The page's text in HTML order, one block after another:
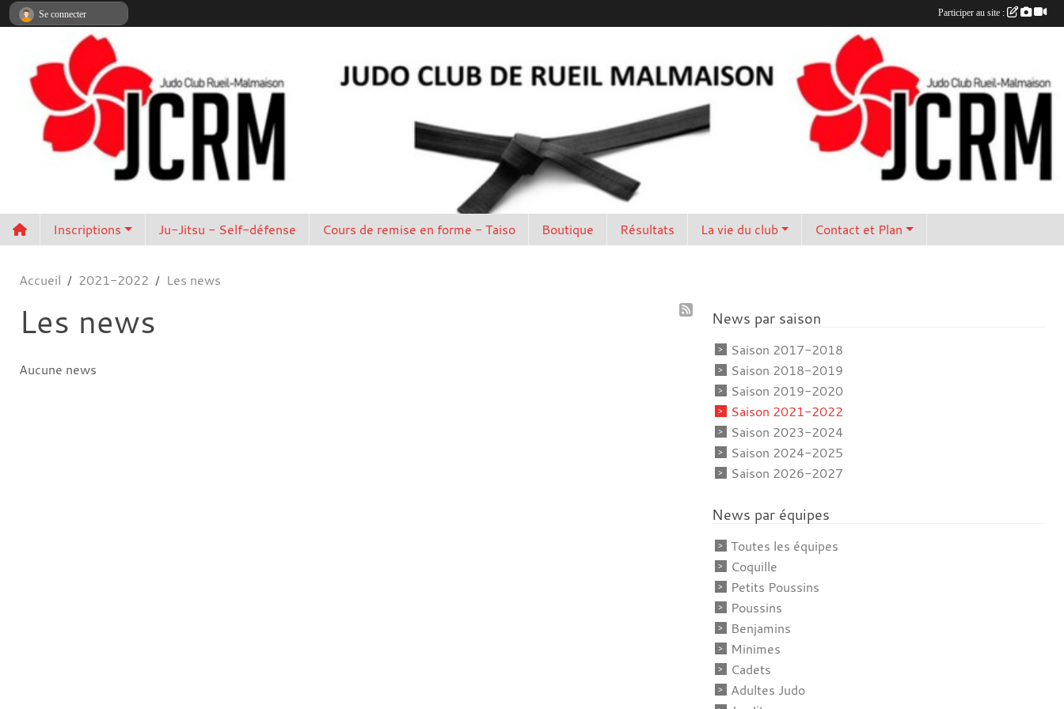
Inscriptions Ju-Jitsu - Self-défense Cours de remise en forme - Taiso Boutique Résultats La vie du club Contact et Plan
Accueil 2021-2022 Les news
Les news
Aucune news
News par saison
Saison 2017-2018
Saison 2018-2019
Saison 2019-2020
Saison 2021-2022
Saison 2023-2024
Saison 2024-2025
Saison 2026-2027
News par équipes
Toutes les équipes
Coquille
Petits Poussins
Poussins
Benjamins
Minimes
Cadets
Adultes Judo
Se connecter Participer au site :
Panneau de gestion des cookies